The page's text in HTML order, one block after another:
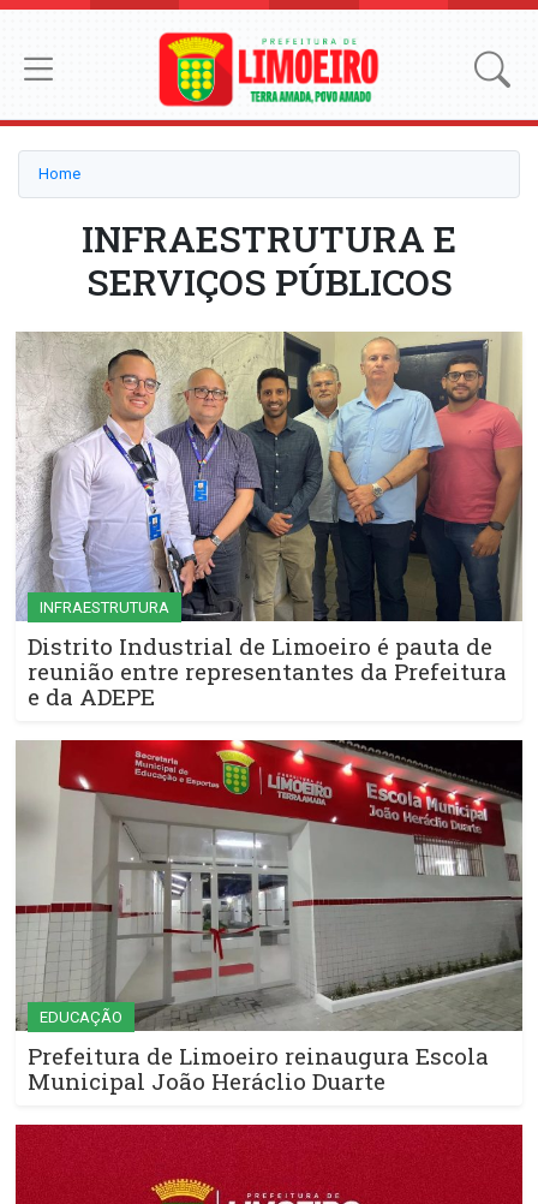
Home
INFRAESTRUTURA E
SERVIÇOS PÚBLICOS
INFRAESTRUTURA
Distrito Industrial de Limoeiro é pauta de
reunião entre representantes da Prefeitura
e da ADEPE
EDUCAÇÃO
Prefeitura de Limoeiro reinaugura Escola
Municipal João Heráclio Duarte